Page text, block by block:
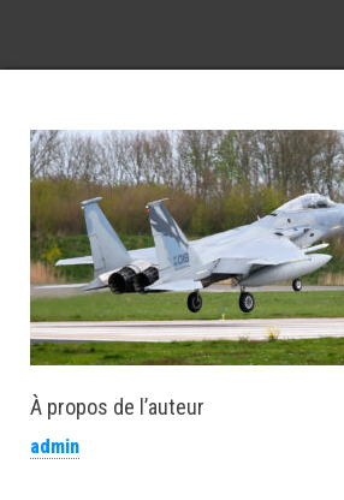
À propos de l’auteur
admin